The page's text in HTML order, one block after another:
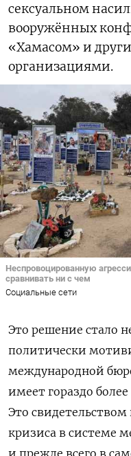
сексуальном
вооружённых
«Хамасом» и
организациями.
Неспровоцированную
сравнивать ни с чем
Социальные сети
Это решение стало
политически
международной
имеет гораздо
Это свидетельством
кризиса в системе